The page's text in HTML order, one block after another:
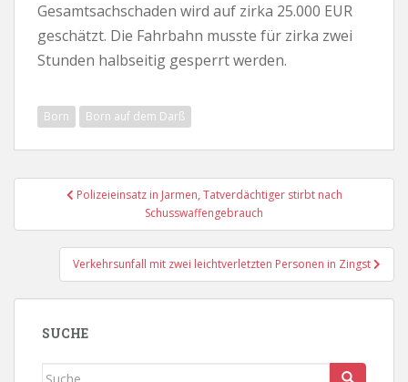
Gesamtsachschaden wird auf zirka 25.000 EUR
geschätzt. Die Fahrbahn musste für zirka zwei
Stunden halbseitig gesperrt werden.
Born Born auf dem Darß
Beitragsnavigation
Polizeieinsatz in Jarmen, Tatverdächtiger stirbt nach
Schusswaffengebrauch
Verkehrsunfall mit zwei leichtverletzten Personen in Zingst
SUCHE
Suche